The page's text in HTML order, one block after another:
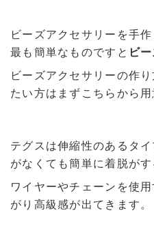
ビーズアクセサリーを手
最も簡単なものですと ビ
ビーズアクセサリーの作
たい方はまずこちらから用
テグスは伸縮性のあるタ
がなくても簡単に着脱が
ワイヤーやチェーンを使
がり高級感が出てきます。